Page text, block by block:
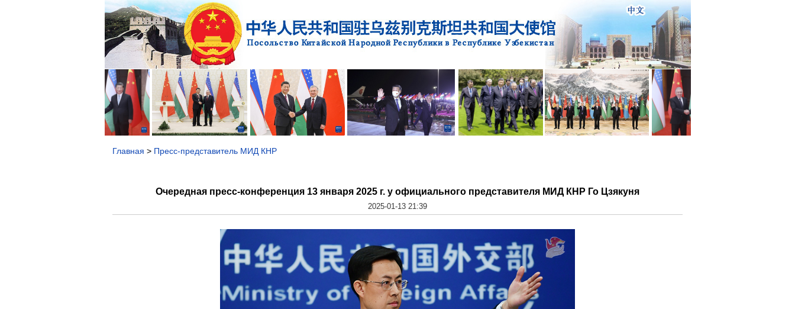
Главная > Пресс-представитель МИД КНР
Очередная пресс-конференция 13 января 2025 г. у официального представителя МИД КНР Го Цзякуня
2025-01-13 21:39